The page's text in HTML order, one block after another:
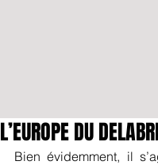
L’EUROPE DU
Bien évidemment, il